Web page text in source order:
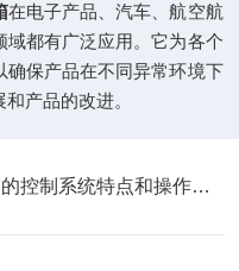
在电子产品、汽车、航空航
域都有广泛应用。它为各个
以确保产品在不同异常环境下
产品的改进。
步入式高低温测试箱的控制系统特点和操作界面介绍